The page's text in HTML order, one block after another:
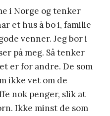
i Norge og tenker
et hus å bo i, familie
venner. Jeg bor i
på meg. Så tenker
er for andre. De som
ikke vet om de
nok penger, slik at
Ikke minst de som